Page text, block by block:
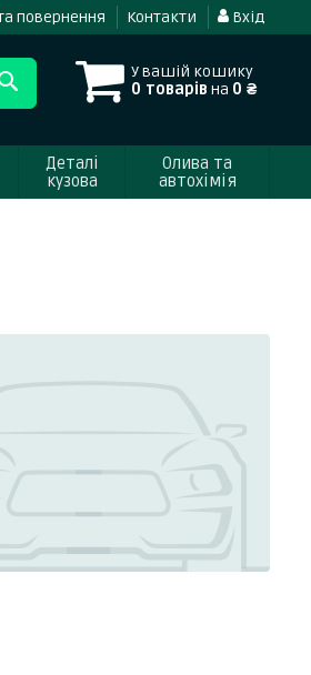
повернення Контакти Вхід
У вашій кошику
0 товарів на 0 ₴
Деталі
кузова
Олива та
автохімія